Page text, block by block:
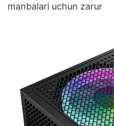
manbalari uchun zarur